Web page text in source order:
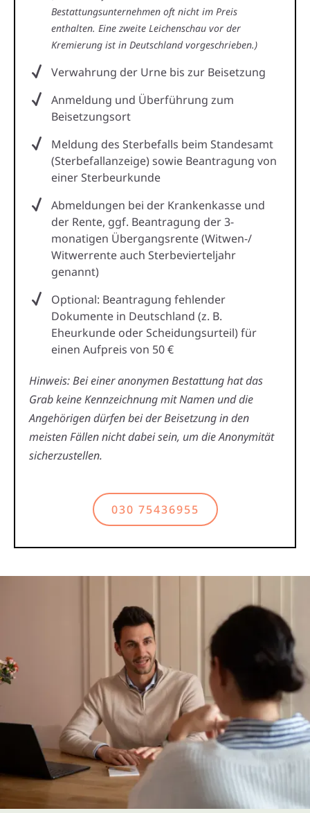
Bestattungsunternehmen oft nicht im Preis
enthalten. Eine zweite Leichenschau vor der
Kremierung ist in Deutschland vorgeschrieben.)
Verwahrung der Urne bis zur Beisetzung
Anmeldung und Überführung zum
Beisetzungsort
Meldung des Sterbefalls beim Standesamt
(Sterbefallanzeige) sowie Beantragung von
einer Sterbeurkunde
Abmeldungen bei der Krankenkasse und
der Rente, ggf. Beantragung der 3-
monatigen Übergangsrente (Witwen-/
Witwerrente auch Sterbevierteljahr
genannt)
Optional: Beantragung fehlender
Dokumente in Deutschland (z. B.
Eheurkunde oder Scheidungsurteil) für
einen Aufpreis von 50 €
Hinweis: Bei einer anonymen Bestattung hat das
Grab keine Kennzeichnung mit Namen und die
Angehörigen dürfen bei der Beisetzung in den
meisten Fällen nicht dabei sein, um die Anonymität
sicherzustellen.
030 75436955